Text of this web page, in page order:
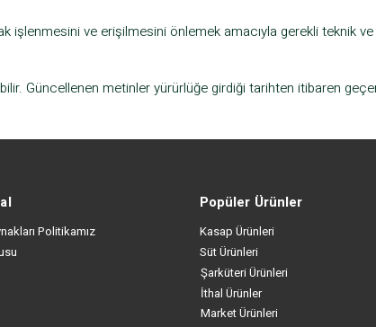
işlenmesini ve erişilmesini önlemek amacıyla gerekli teknik
Güncellenen metinler yürürlüğe girdiği tarihten itibaren
Politikamız
Popüler Ürünler
Kasap Ürünleri
Süt Ürünleri
Şarküteri Ürünleri
İthal Ürünler
Market Ürünleri